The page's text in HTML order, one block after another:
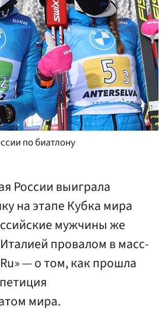
по биатлону
России выиграла
на этапе Кубка мира
мужчины же
провалом в масс-
— о том, как прошла
мира.